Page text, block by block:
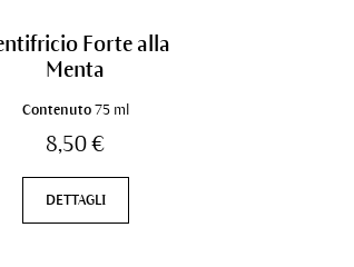
Forte alla
Menta
Contenuto 75 ml
8,50 €
DETTAGLI